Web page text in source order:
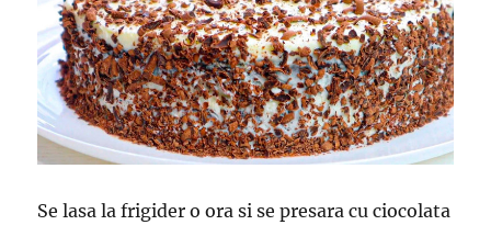
Se lasa la frigider o ora si se presara cu ciocolata